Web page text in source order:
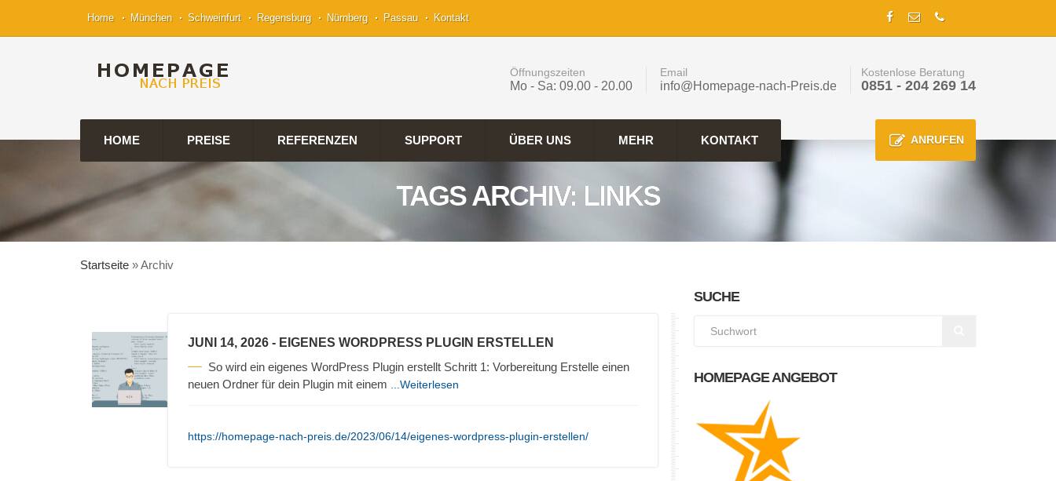
Home München Schweinfurt Regensburg Nürnberg Passau Kontakt
Öffnungszeiten
Mo - Sa: 09.00 - 20.00
Email
info@Homepage-nach-Preis.de
Kostenlose Beratung
0851 - 204 269 14
HOME PREISE REFERENZEN SUPPORT ÜBER UNS MEHR KONTAKT ANRUFEN
TAGS ARCHIV: LINKS
Startseite »Archiv
JUNI 14, 2026 - EIGENES WORDPRESS PLUGIN ERSTELLEN
So wird ein eigenes WordPress Plugin erstellt Schritt 1: Vorbereitung Erstelle einen
neuen Ordner für dein Plugin mit einem
...Weiterlesen
https://homepage-nach-preis.de/2023/06/14/eigenes-wordpress-plugin-erstellen/
SUCHE
HOMEPAGE ANGEBOT